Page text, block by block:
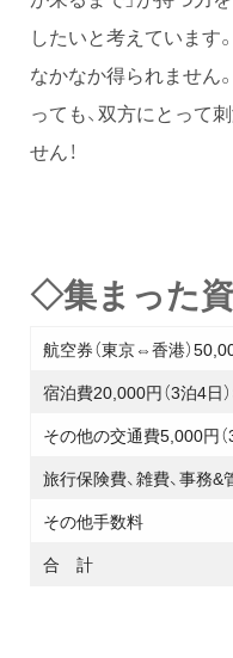
したいと考えています
なかなか得られません
っても、双方にとって
せん！
◇集まった
航空券（東京⇔香港）
宿泊費20,000円（3泊4日
その他の交通費5,000円（
旅行保険費、雑費、事務&
その他手数料
合 計